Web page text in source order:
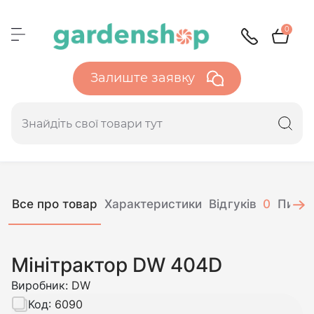
0
Залиште заявку
Все про товар Характеристики Відгуків 0
Мінітрактор DW 404D
Виробник: DW
Код: 6090